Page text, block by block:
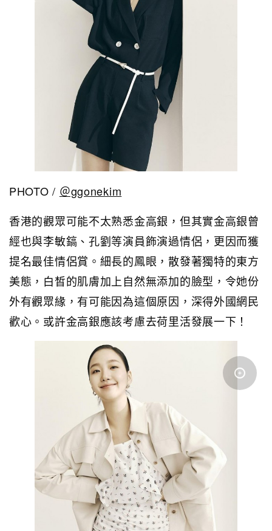
PHOTO / ＠ggonekim
香港的觀眾可能不太熟悉金高銀，但其實金高銀曾
經也與李敏鎬、孔劉等演員飾演過情侶，更因而獲
提名最佳情侶賞。細長的鳳眼，散發著獨特的東方
美態，白皙的肌膚加上自然無添加的臉型，令她份
外有觀眾緣，有可能因為這個原因，深得外國網民
歡心。或許金高銀應該考慮去荷里活發展一下！